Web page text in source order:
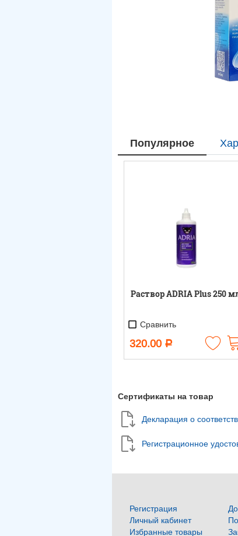
Популярное
Раствор ADRIA Plus 250
Сравнить
320.00 Р
Сертификаты на товар
Декларация о
Регистрационное
Регистрация
Личный кабинет
Избранные товары